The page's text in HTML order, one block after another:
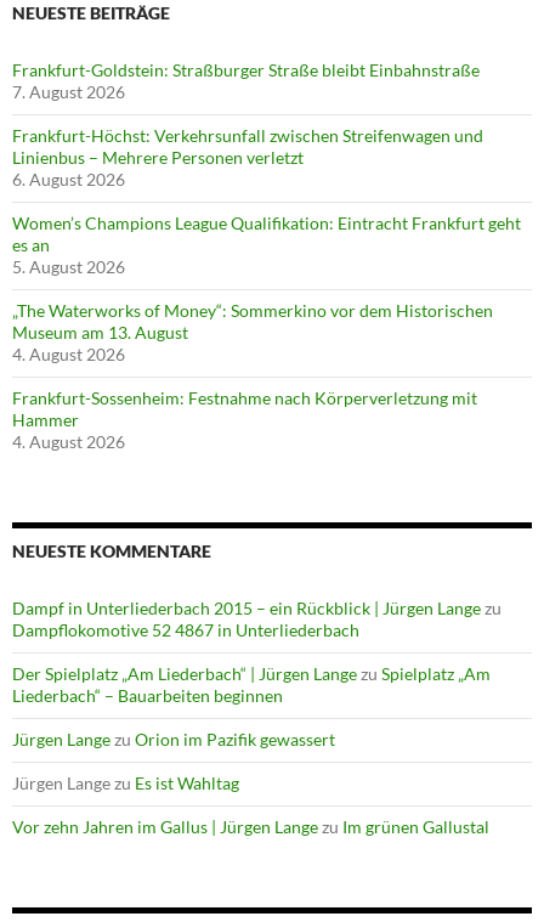
NEUESTE BEITRÄGE
Frankfurt-Goldstein: Straßburger Straße bleibt Einbahnstraße
7. August 2026
Frankfurt-Höchst: Verkehrsunfall zwischen Streifenwagen und
Linienbus – Mehrere Personen verletzt
6. August 2026
Women’s Champions League Qualifikation: Eintracht Frankfurt geht
es an
5. August 2026
„The Waterworks of Money“: Sommerkino vor dem Historischen
Museum am 13. August
4. August 2026
Frankfurt-Sossenheim: Festnahme nach Körperverletzung mit
Hammer
4. August 2026
NEUESTE KOMMENTARE
Dampf in Unterliederbach 2015 – ein Rückblick | Jürgen Langezu
Dampflokomotive 52 4867 in Unterliederbach
Der Spielplatz „Am Liederbach“ | Jürgen Langezu Spielplatz „Am
Liederbach“ – Bauarbeiten beginnen
Jürgen Langezu Orion im Pazifik gewassert
Jürgen Langezu Es ist Wahltag
Vor zehn Jahren im Gallus | Jürgen Langezu Im grünen Gallustal